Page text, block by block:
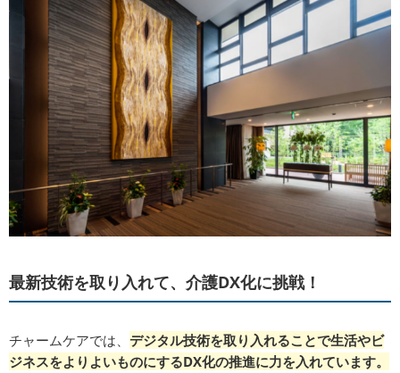
最新技術を取り入れて、介護DX化に挑戦！
チャームケアでは、 デジタル技術を取り入れることで生活やビ
ジネスをよりよいものにするDX化の推進に力を入れています。